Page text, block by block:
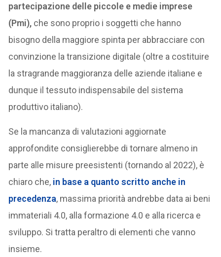
partecipazione delle piccole e medie imprese
(Pmi), che sono proprio i soggetti che hanno
bisogno della maggiore spinta per abbracciare con
convinzione la transizione digitale (oltre a costituire
la stragrande maggioranza delle aziende italiane e
dunque il tessuto indispensabile del sistema
produttivo italiano).
Se la mancanza di valutazioni aggiornate
approfondite consiglierebbe di tornare almeno in
parte alle misure preesistenti (tornando al 2022), è
chiaro che, in base a quanto scritto anche in
precedenza, massima priorità andrebbe data ai beni
immateriali 4.0, alla formazione 4.0 e alla ricerca e
sviluppo. Si tratta peraltro di elementi che vanno
insieme.